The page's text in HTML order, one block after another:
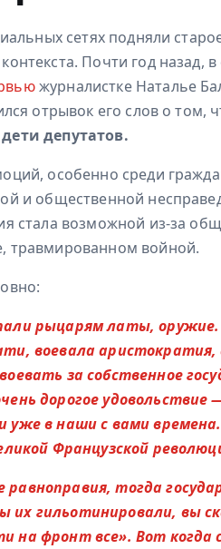
сетях подняли
Почти год назад,
журналистке Наталье
отрывок его слов о том,
депутатов.
особенно среди
и общественной
стала возможной из-за
травмированном войной.
рыцарям латы,
воевала
за собственное
дорогое
уже в наши с вами
Французской
тогда
их гильотинировали, вы
на фронт все». Вот когда